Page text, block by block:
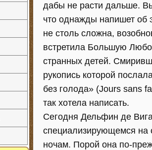
дабы не расти дальше.
что однажды напишет об
не столь сложна,
встретила Большую
странных детей.
рукопись которой
без голода» (Jours sans
так хотела написать.
Сегодня Дельфин де
специализирующемся на
ночам. Порой она по-